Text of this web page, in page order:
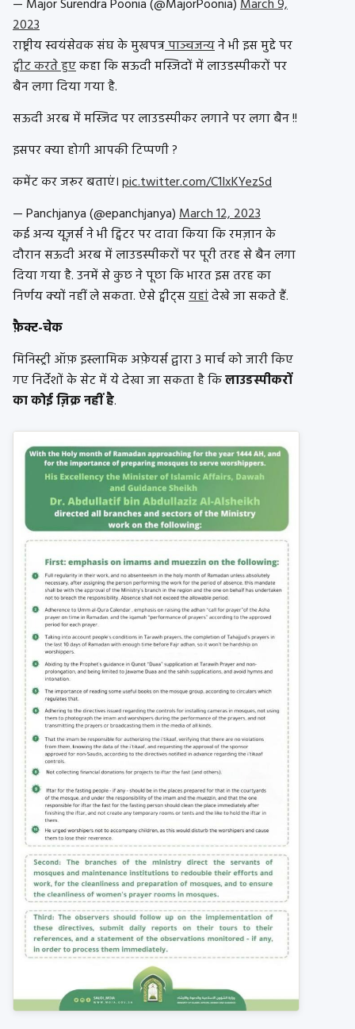
— Major Surendra Poonia (@MajorPoonia)March 9,
2023
राष्ट्रीय स्वयंसेवक संघ के मुखपत्रपाञ्चजन्यने भी इस मुद्दे पर
ट्वीट करते हुएकहा कि सऊदी मस्जिदों में लाउडस्पीकरों पर
बैन लगा दिया गया है.
सऊदी अरब में मस्जिद पर लाउडस्पीकर लगाने पर लगा बैन !!
इसपर क्या होगी आपकी टिप्पणी ?
कमेंट कर जरूर बताएं।pic.twitter.com/C1IxKYezSd
— Panchjanya (@epanchjanya)March 12, 2023
कई अन्य यूज़र्स ने भी ट्विटर पर दावा किया कि रमज़ान के
दौरान सऊदी अरब में लाउडस्पीकरों पर पूरी तरह से बैन लगा
दिया गया है. उनमें से कुछ ने पूछा कि भारत इस तरह का
निर्णय क्यों नहीं ले सकता. ऐसे ट्वीट्सयहांदेखे जा सकते हैं.
फ़ैक्ट-चेक
मिनिस्ट्री ऑफ़ इस्लामिक अफ़ेयर्स द्वारा 3 मार्च को जारी किए
गए निर्देशों के सेट में ये देखा जा सकता है किलाउडस्पीकरों
का कोई ज़िक्र नहीं है.